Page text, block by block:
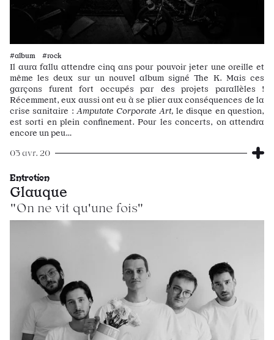
#album #rock
Il aura fallu attendre cinq ans pour pouvoir jeter une oreille et
même les deux sur un nouvel album signé The K. Mais ces
garçons furent fort occupés par des projets parallèles !
Récemment, eux aussi ont eu à se plier aux conséquences de la
crise sanitaire : Amputate Corporate Art, le disque en question,
est sorti en plein confinement. Pour les concerts, on attendra
encore un peu…
03 avr. 20
Entretien
Glauque
"On ne vit qu'une fois"